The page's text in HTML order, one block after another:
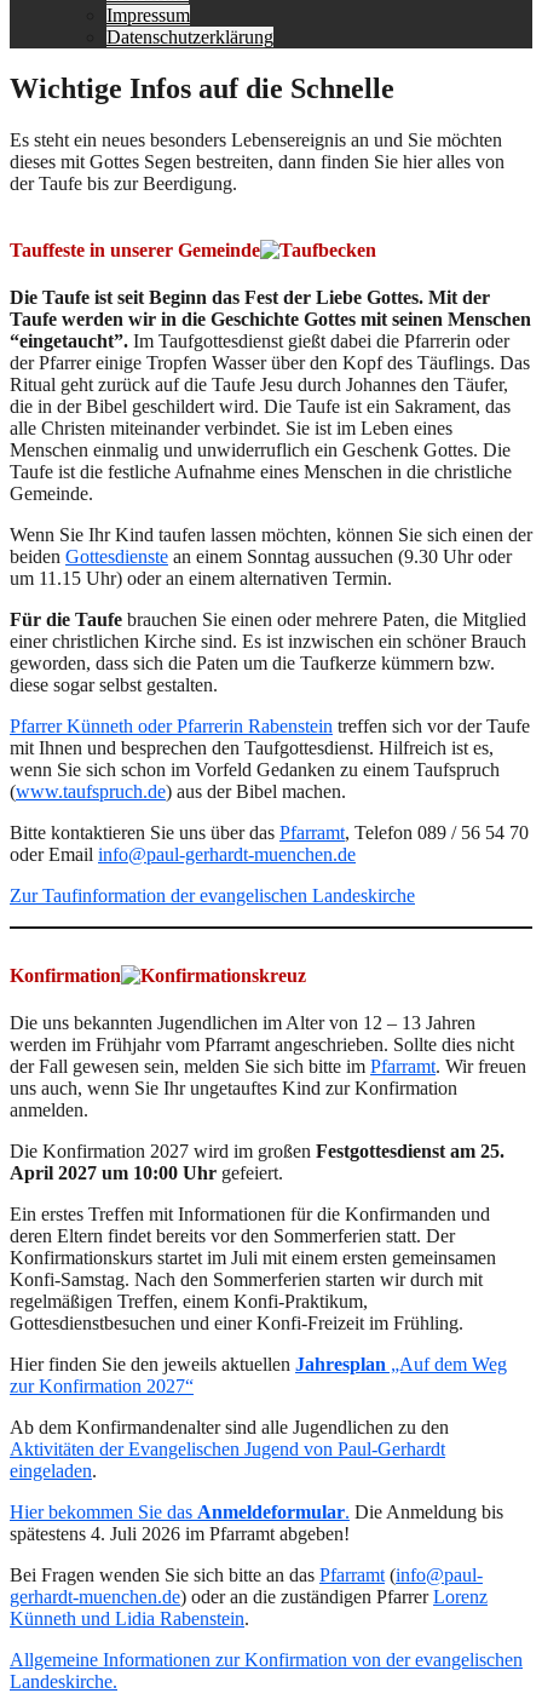
Impressum
Datenschutzerklärung
Wichtige Infos auf die Schnelle
Es steht ein neues besonders Lebensereignis an und Sie möchten
dieses mit Gottes Segen bestreiten, dann finden Sie hier alles von
der Taufe bis zur Beerdigung.
Tauffeste in unserer Gemeinde
Die Taufe ist seit Beginn das Fest der Liebe Gottes. Mit der
Taufe werden wir in die Geschichte Gottes mit seinen Menschen
“eingetaucht”. Im Taufgottesdienst gießt dabei die Pfarrerin oder
der Pfarrer einige Tropfen Wasser über den Kopf des Täuflings. Das
Ritual geht zurück auf die Taufe Jesu durch Johannes den Täufer,
die in der Bibel geschildert wird. Die Taufe ist ein Sakrament, das
alle Christen miteinander verbindet. Sie ist im Leben eines
Menschen einmalig und unwiderruflich ein Geschenk Gottes. Die
Taufe ist die festliche Aufnahme eines Menschen in die christliche
Gemeinde.
Wenn Sie Ihr Kind taufen lassen möchten, können Sie sich einen der
beiden Gottesdienste an einem Sonntag aussuchen (9.30 Uhr oder
um 11.15 Uhr) oder an einem alternativen Termin.
Für die Taufe brauchen Sie einen oder mehrere Paten, die Mitglied
einer christlichen Kirche sind. Es ist inzwischen ein schöner Brauch
geworden, dass sich die Paten um die Taufkerze kümmern bzw.
diese sogar selbst gestalten.
Pfarrer Künneth oder Pfarrerin Rabenstein treffen sich vor der Taufe
mit Ihnen und besprechen den Taufgottesdienst. Hilfreich ist es,
wenn Sie sich schon im Vorfeld Gedanken zu einem Taufspruch
(www.taufspruch.de) aus der Bibel machen.
Bitte kontaktieren Sie uns über das Pfarramt, Telefon 089 / 56 54 70
oder Email info@paul-gerhardt-muenchen.de
Zur Taufinformation der evangelischen Landeskirche
Konfirmation
Die uns bekannten Jugendlichen im Alter von 12 – 13 Jahren
werden im Frühjahr vom Pfarramt angeschrieben. Sollte dies nicht
der Fall gewesen sein, melden Sie sich bitte im Pfarramt. Wir freuen
uns auch, wenn Sie Ihr ungetauftes Kind zur Konfirmation
anmelden.
Die Konfirmation 2027 wird im großen Festgottesdienst am 25.
April 2027 um 10:00 Uhr gefeiert.
Ein erstes Treffen mit Informationen für die Konfirmanden und
deren Eltern findet bereits vor den Sommerferien statt. Der
Konfirmationskurs startet im Juli mit einem ersten gemeinsamen
Konfi-Samstag. Nach den Sommerferien starten wir durch mit
regelmäßigen Treffen, einem Konfi-Praktikum,
Gottesdienstbesuchen und einer Konfi-Freizeit im Frühling.
Hier finden Sie den jeweils aktuellen Jahresplan „Auf dem Weg
zur Konfirmation 2027“
Ab dem Konfirmandenalter sind alle Jugendlichen zu den
Aktivitäten der Evangelischen Jugend von Paul-Gerhardt
eingeladen.
Hier bekommen Sie das Anmeldeformular. Die Anmeldung bis
spätestens 4. Juli 2026 im Pfarramt abgeben!
Bei Fragen wenden Sie sich bitte an das Pfarramt (info@paul-
gerhardt-muenchen.de) oder an die zuständigen PfarrerLorenz
Künneth und Lidia Rabenstein.
Allgemeine Informationen zur Konfirmation von der evangelischen
Landeskirche.